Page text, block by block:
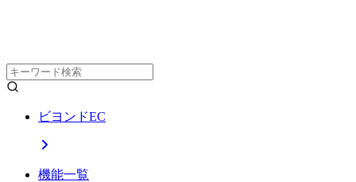
ビヨンドEC
機能一覧